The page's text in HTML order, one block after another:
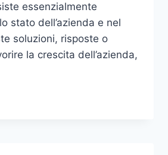
essenzialmente
stato dell’azienda e nel
soluzioni, risposte o
la crescita dell’azienda,